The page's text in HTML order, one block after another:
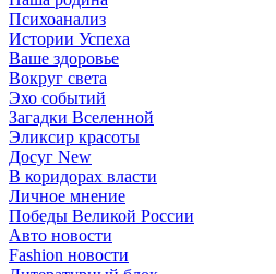
Психоанализ
Истории Успеха
Ваше здоровье
Вокруг света
Эхо событий
Загадки Вселенной
Эликсир красоты
Досуг New
В коридорах власти
Личное мнение
Победы Великой России
Авто новости
Fashion новости